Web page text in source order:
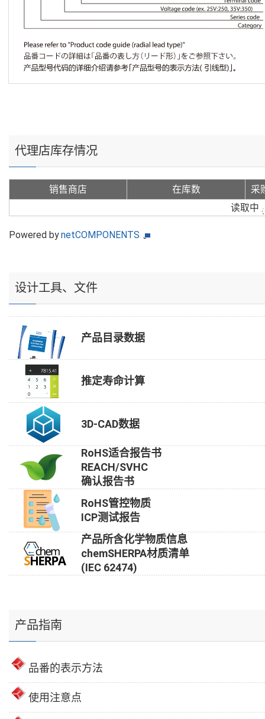
代理店库存情况
销售商店 在库数
采
读取中
Powered bynetCOMPONENTS
设计工具、文件
产品目录数据
推定寿命计算
3D-CAD数据
RoHS适合报告书
REACH/SVHC
确认报告书
RoHS管控物质
ICP测试报告
产品所含化学物质信息
chemSHERPA材质清单
(IEC 62474)
产品指南
品番的表示方法
使用注意点